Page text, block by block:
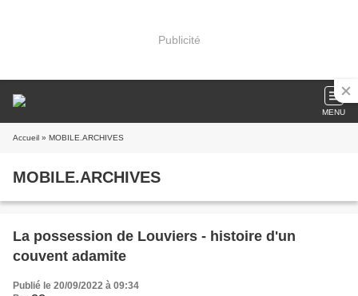
Publicité
MENU
Accueil » MOBILE.ARCHIVES
MOBILE.ARCHIVES
La possession de Louviers - histoire d'un
couvent adamite
Publié le 20/09/2022 à 09:34